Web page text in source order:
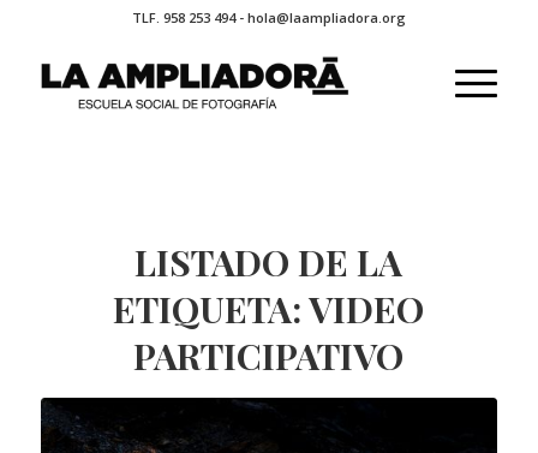
TLF. 958 253 494 - hola@laampliadora.org
LISTADO DE LA
ETIQUETA:VIDEO
PARTICIPATIVO